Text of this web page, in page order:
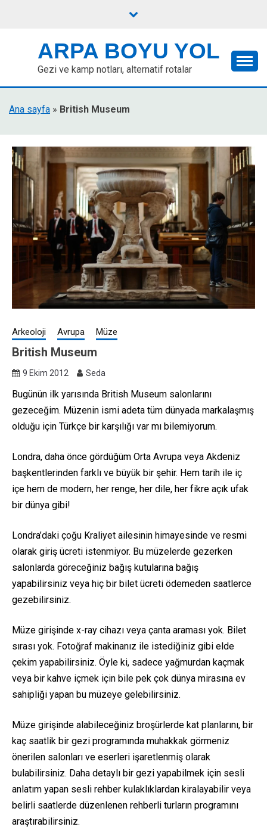
ARPA BOYU YOL
Gezi ve kamp notları, alternatif rotalar
Ana sayfa » British Museum
Arkeoloji Avrupa Müze
British Museum
9 Ekim 2012 Seda
Bugünün ilk yarısında British Museum salonlarını
gezeceğim. Müzenin ismi adeta tüm dünyada markalaşmış
olduğu için Türkçe bir karşılığı var mı bilemiyorum.
Londra, daha önce gördüğüm Orta Avrupa veya Akdeniz
başkentlerinden farklı ve büyük bir şehir. Hem tarih ile iç
içe hem de modern, her renge, her dile, her fikre açık ufak
bir dünya gibi!
Londra’daki çoğu Kraliyet ailesinin himayesinde ve resmi
olarak giriş ücreti istenmiyor. Bu müzelerde gezerken
salonlarda göreceğiniz bağış kutularına bağış
yapabilirsiniz veya hiç bir bilet ücreti ödemeden saatlerce
gezebilirsiniz.
Müze girişinde x-ray cihazı veya çanta araması yok. Bilet
sırası yok. Fotoğraf makinanız ile istediğiniz gibi elde
çekim yapabilirsiniz. Öyle ki, sadece yağmurdan kaçmak
veya bir kahve içmek için bile pek çok dünya mirasına ev
sahipliği yapan bu müzeye gelebilirsiniz.
Müze girişinde alabileceğiniz broşürlerde kat planlarını, bir
kaç saatlik bir gezi programında muhakkak görmeniz
önerilen salonları ve eserleri işaretlenmiş olarak
bulabilirsiniz. Daha detaylı bir gezi yapabilmek için sesli
anlatım yapan sesli rehber kulaklıklardan kiralayabilir veya
belirli saatlerde düzenlenen rehberli turların programını
araştırabilirsiniz.